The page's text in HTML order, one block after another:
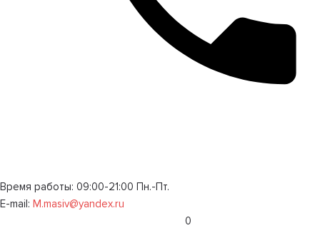
Время работы: 09:00-21:00 Пн.-Пт.
E-mail: M.masiv@yandex.ru
0